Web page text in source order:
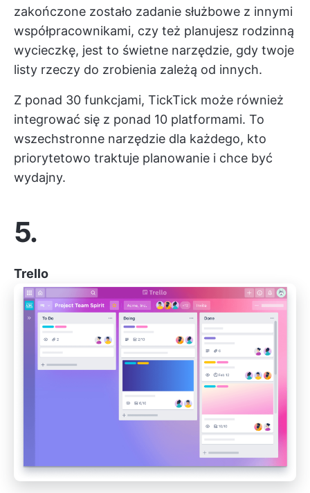
zakończone zostało zadanie służbowe z innymi
współpracownikami, czy też planujesz rodzinną
wycieczkę, jest to świetne narzędzie, gdy twoje
listy rzeczy do zrobienia zależą od innych.
Z ponad 30 funkcjami, TickTick może również
integrować się z ponad 10 platformami. To
wszechstronne narzędzie dla każdego, kto
priorytetowo traktuje planowanie i chce być
wydajny.
5.
Trello